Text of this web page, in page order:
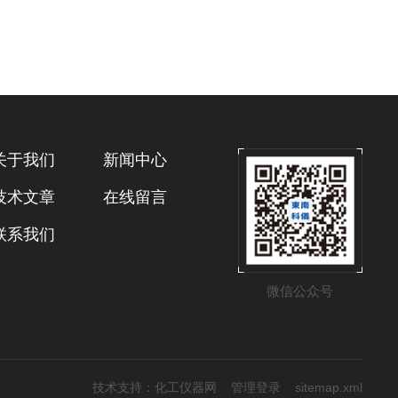
微信公众号
于我们 新闻中心
术文章 在线留言
系我们
技术支持： 化工仪器网 管理登录 sitemap.xml